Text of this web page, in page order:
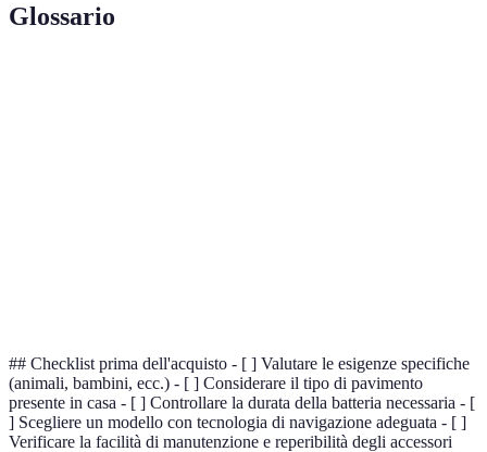
Glossario
## Checklist prima dell'acquisto - [ ] Valutare le esigenze specifiche
(animali, bambini, ecc.) - [ ] Considerare il tipo di pavimento
presente in casa - [ ] Controllare la durata della batteria necessaria - [
] Scegliere un modello con tecnologia di navigazione adeguata - [ ]
Verificare la facilità di manutenzione e reperibilità degli accessori